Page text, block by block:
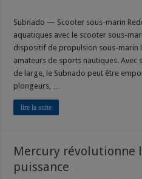
Subnado — Scooter sous-marin
aquatiques avec le scooter sous-
dispositif de propulsion sous-marin
amateurs de sports nautiques. Avec
de large, le Subnado peut être
plongeurs, …
lire la suite
Mercury révolutionne
puissance